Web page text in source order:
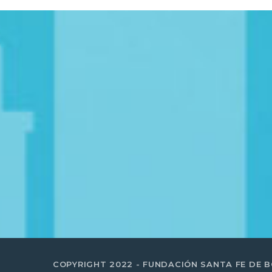
COPYRIGHT 2022 - FUNDACIÓN SANTA FE DE